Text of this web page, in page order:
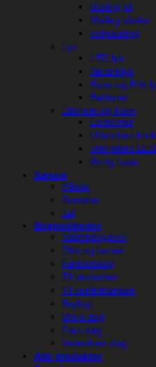
Maileg jul
Maileg påske
Indpakning
Lys
LED lys
Stearinlys
Ester og Erik
Batterier
Uderum og have
Lanterner
Udendørs
Udendørs
Øvrig have
Sæson
Påske
Sommer
Jul
Begivenheder
Værtindegaver
Dåb og barsel
Fødselsdag
Til studenten
Til konfirmanden
Bryllup
Mors dag
Fars dag
Valentines dag
Alle produkter